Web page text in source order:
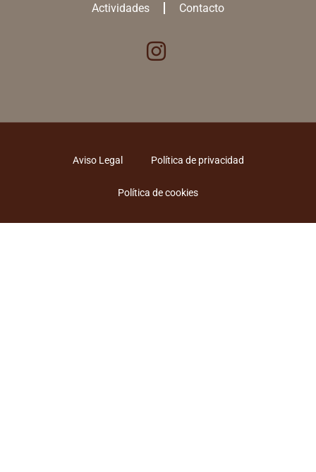
Actividades Contacto
Aviso Legal Política de privacidad
Política de cookies